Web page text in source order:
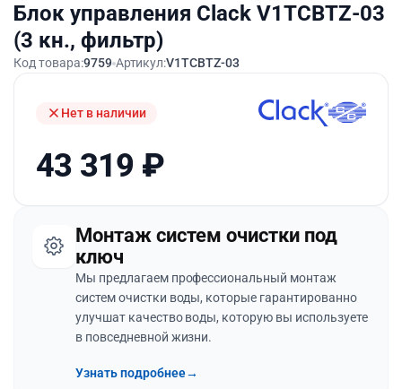
Блок управления Clack V1TCBTZ-03
(3 кн., фильтр)
Код товара:9759 Артикул:V1TCBTZ-03
Нет в наличии
43 319 ₽
Монтаж систем очистки под
ключ
Мы предлагаем профессиональный монтаж
систем очистки воды, которые гарантированно
улучшат качество воды, которую вы используете
в повседневной жизни.
Узнать подробнее→